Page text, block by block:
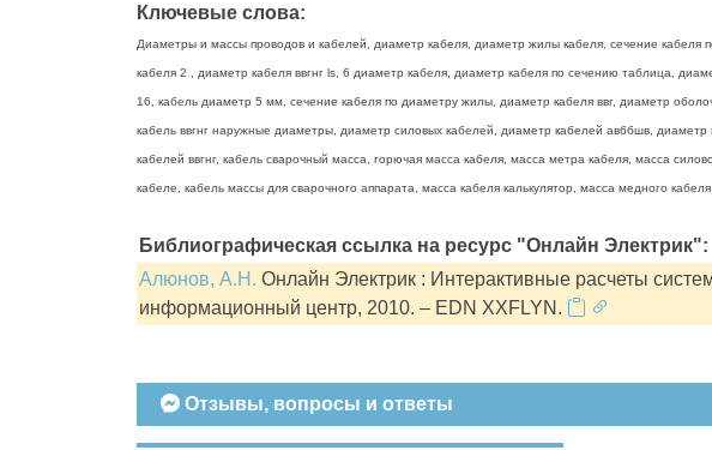
Ключевые слова:
Диаметры и массы проводов и кабелей, диаметр кабеля, диаметр жилы кабеля, сечение
кабеля 2 , диаметр кабеля ввгнг ls, 6 диаметр кабеля, диаметр кабеля по сечению таблица,
16, кабель диаметр 5 мм, сечение кабеля по диаметру жилы, диаметр кабеля ввг, диаметр
кабель ввгнг наружные диаметры, диаметр силовых кабелей, диаметр кабелей авббшв,
кабелей ввгнг, кабель сварочный масса, горючая масса кабеля, масса метра кабеля, масса
кабеле, кабель массы для сварочного аппарата, масса кабеля калькулятор, масса медного
Библиографическая ссылка на ресурс "Онлайн Электрик":
Алюнов, А.Н. Онлайн Электрик : Интерактивные расчеты
информационный центр, 2010. – EDN XXFLYN.
Отзывы, вопросы и ответы